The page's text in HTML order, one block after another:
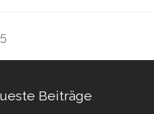
Beiträge